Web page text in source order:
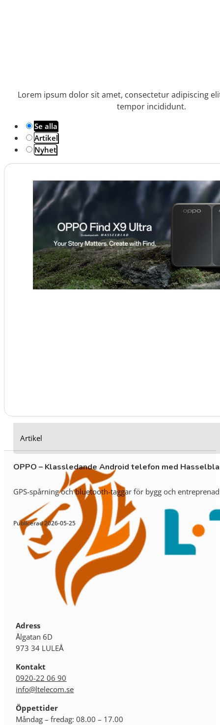
Lorem ipsum dolor sit amet, consectetur adipiscing
tempor incididunt.
Se alla
Artikel
Nyhet
Artikel
OPPO – Klassledande Android telefon med
GPS‑spårning och bluetooth‑taggar för bygg och
Publicerad 2026-05-25
Adress
Ålgatan 6D
973 34 LULEÅ
Kontakt
0920-22 06 90
info@ltelecom.se
Öppettider
Måndag – fredag: 08.00 – 17.00